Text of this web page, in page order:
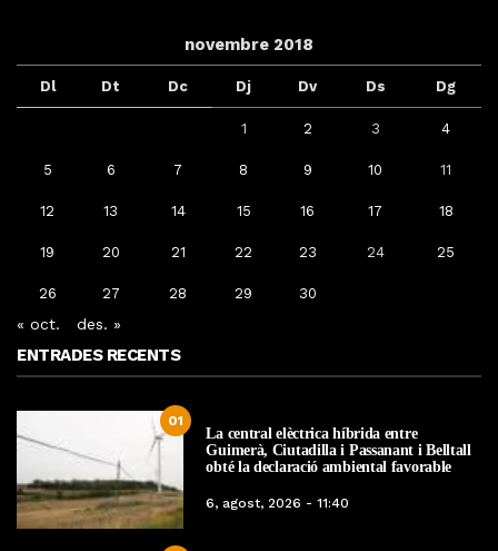
novembre 2018
Dl Dt Dc Dj Dv Ds Dg
1 2 3 4
5 6 7 8 9 10 11
12 13 14 15 16 17 18
19 20 21 22 23 24 25
26 27 28 29 30
« oct. des. »
ENTRADES RECENTS
01
La central elèctrica híbrida entre
Guimerà, Ciutadilla i Passanant i Belltall
obté la declaració ambiental favorable
6, agost, 2026 - 11:40